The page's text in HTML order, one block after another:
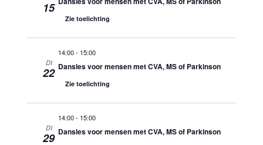
15
Zie toelichting
DI
22
14:00- 15:00
Dansles voor mensen met CVA, MS of Parkinson
Zie toelichting
DI
29
14:00- 15:00
Dansles voor mensen met CVA, MS of Parkinson